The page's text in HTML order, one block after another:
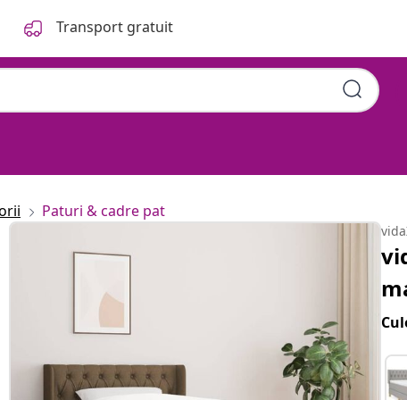
Transport gratuit
Paturi & cadre pat